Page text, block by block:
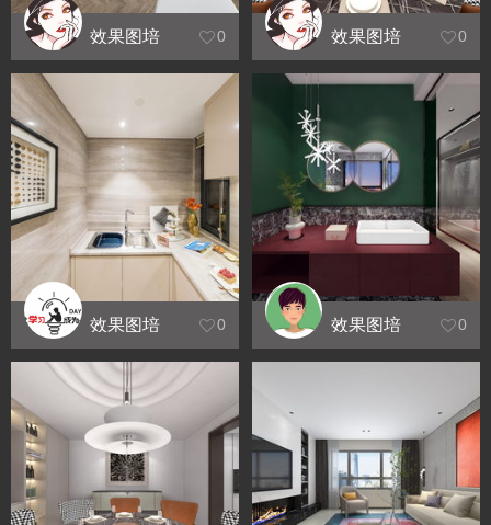
效果图培
训_结业设
计
0
效果图培
训_VR合
影
0
效果图培
训_习作
0
效果图培
训_习作
0